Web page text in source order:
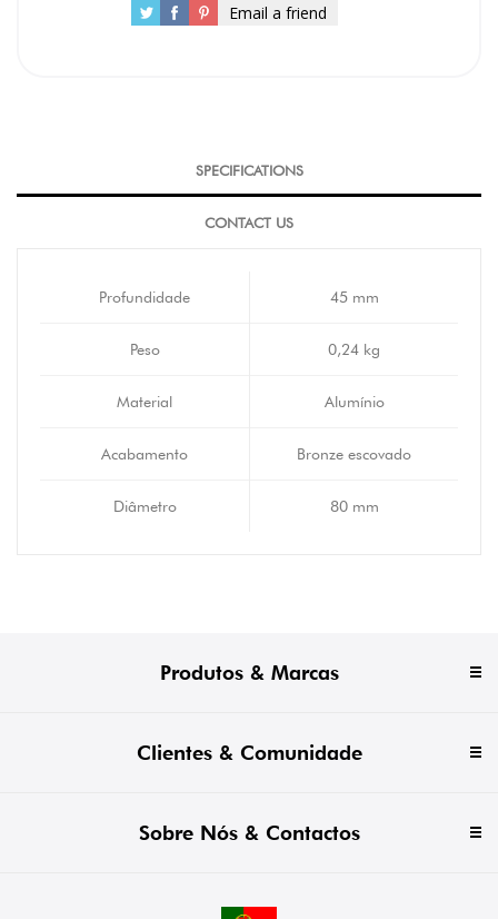
Email a friend
SPECIFICATIONS
CONTACT US
Profundidade 45 mm
Peso 0,24 kg
Material Alumínio
Acabamento Bronze escovado
Diâmetro 80 mm
Produtos & Marcas
Clientes & Comunidade
Sobre Nós & Contactos